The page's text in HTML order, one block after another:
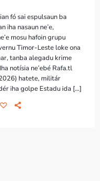
fó sai espulsaun ba
iha nasaun ne’e,
mosu hafoin grupu
Timor-Leste loke ona
tanba alegadu krime
notísia ne’ebé Rafa.tl
hatete, militár
iha golpe Estadu ida […]